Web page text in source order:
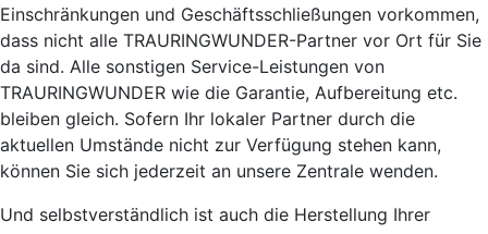
Einschränkungen und Geschäftsschließungen vorkommen,
dass nicht alle TRAURINGWUNDER-Partner vor Ort für Sie
da sind. Alle sonstigen Service-Leistungen von
TRAURINGWUNDER wie die Garantie, Aufbereitung etc.
bleiben gleich. Sofern Ihr lokaler Partner durch die
aktuellen Umstände nicht zur Verfügung stehen kann,
können Sie sich jederzeit an unsere Zentrale wenden.
Und selbstverständlich ist auch die Herstellung Ihrer